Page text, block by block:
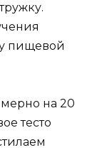
пищевой
на 20
тесто